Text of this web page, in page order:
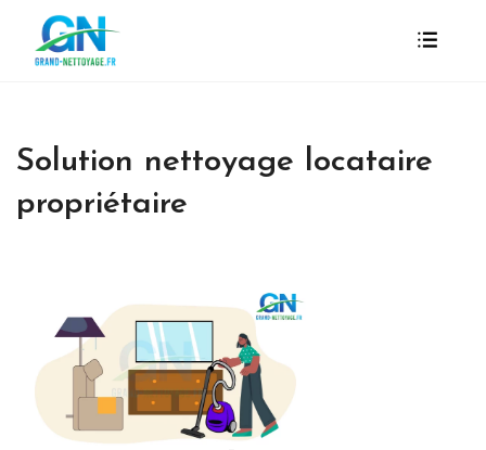
Solution nettoyage locataire
propriétaire